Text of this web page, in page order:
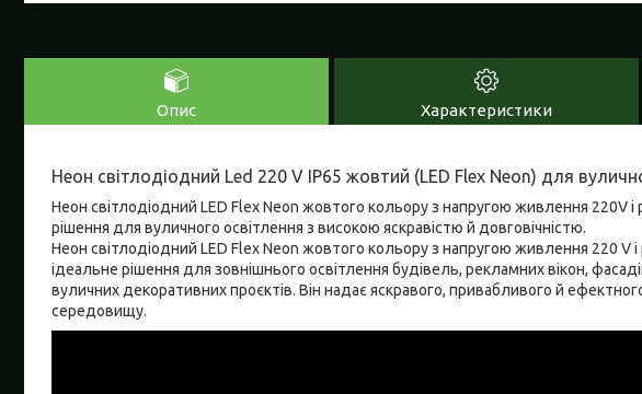
Опис Характеристики
Неон світлодіодний Led 220 V IP65 жовтий (LED Flex Neon) для
Неон світлодіодний LED Flex Neon жовтого кольору з напругою живлення 220V і
рішення для вуличного освітлення з високою яскравістю й довговічністю.
Неон світлодіодний LED Flex Neon жовтого кольору з напругою живлення 220 V
ідеальне рішення для зовнішнього освітлення будівель, рекламних вікон,
вуличних декоративних проєктів. Він надає яскравого, привабливого й
середовищу.